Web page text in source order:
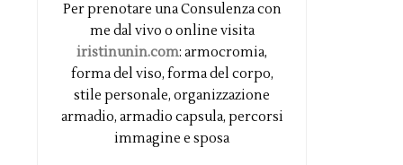
Per prenotare una Consulenza con
me dal vivo o online visita
iristinunin.com: armocromia,
forma del viso, forma del corpo,
stile personale, organizzazione
armadio, armadio capsula, percorsi
immagine e sposa